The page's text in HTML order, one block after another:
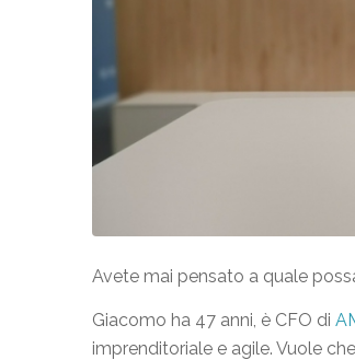
Avete mai pensato a quale
Giacomo ha 47 anni, è CFO di
imprenditoriale e agile. Vuole